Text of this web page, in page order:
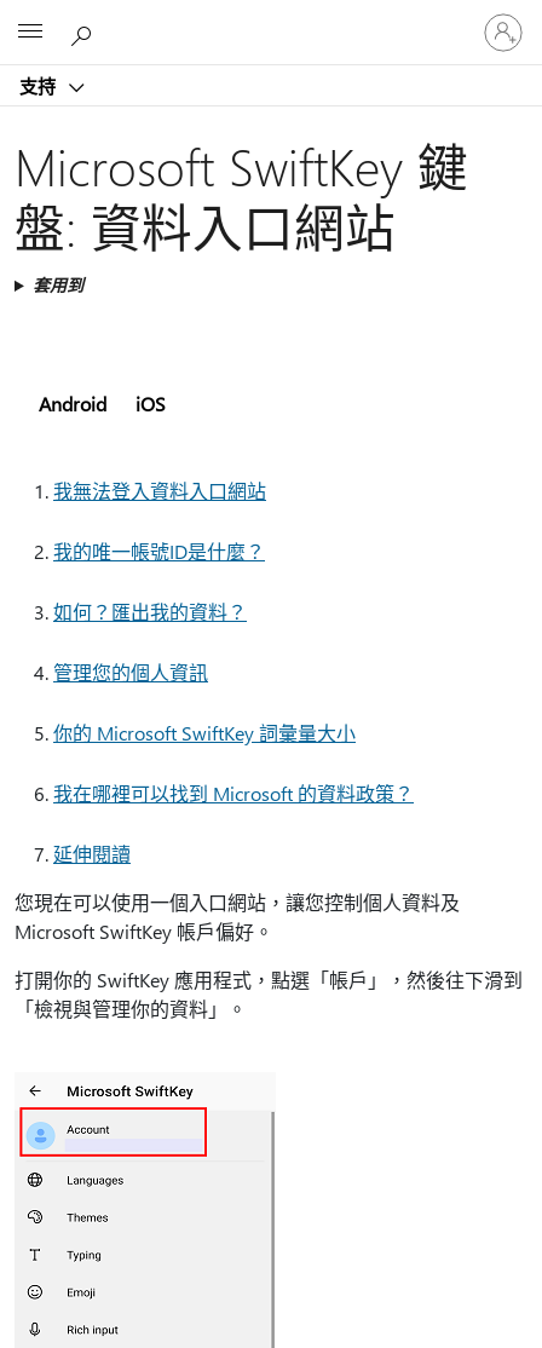
支持
登
入
您
Microsoft SwiftKey 鍵
盤: 資料入口網站
套用到
Android iOS
我無法登入資料入口網站
我的唯一帳號ID是什麼？
如何？匯出我的資料？
管理您的個人資訊
你的 Microsoft SwiftKey 詞彙量大小
我在哪裡可以找到 Microsoft 的資料政策？
延伸閱讀
您現在可以使用一個入口網站，讓您控制個人資料及
Microsoft SwiftKey 帳戶偏好。
打開你的 SwiftKey 應用程式，點選「帳戶」，然後往下滑到
「檢視與管理你的資料」。